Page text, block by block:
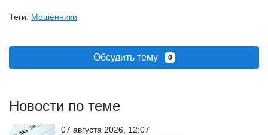
Теги: Мошенники
Обсудить тему 0
Новости по теме
07 августа 2026, 12:07